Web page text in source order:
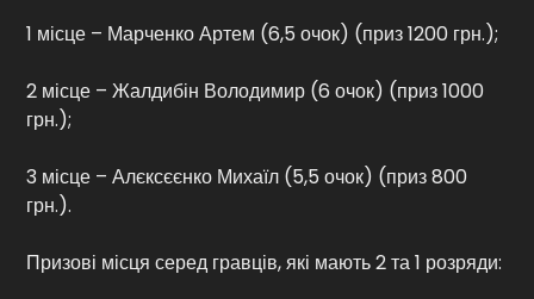
1 місце – Марченко Артем (6,5 очок) (приз 1200 грн.);
2 місце – Жалдибін Володимир (6 очок) (приз 1000
грн.);
3 місце – Алєксєєнко Михаїл (5,5 очок) (приз 800
грн.).
Призові місця серед гравців, які мають 2 та 1 розряди: